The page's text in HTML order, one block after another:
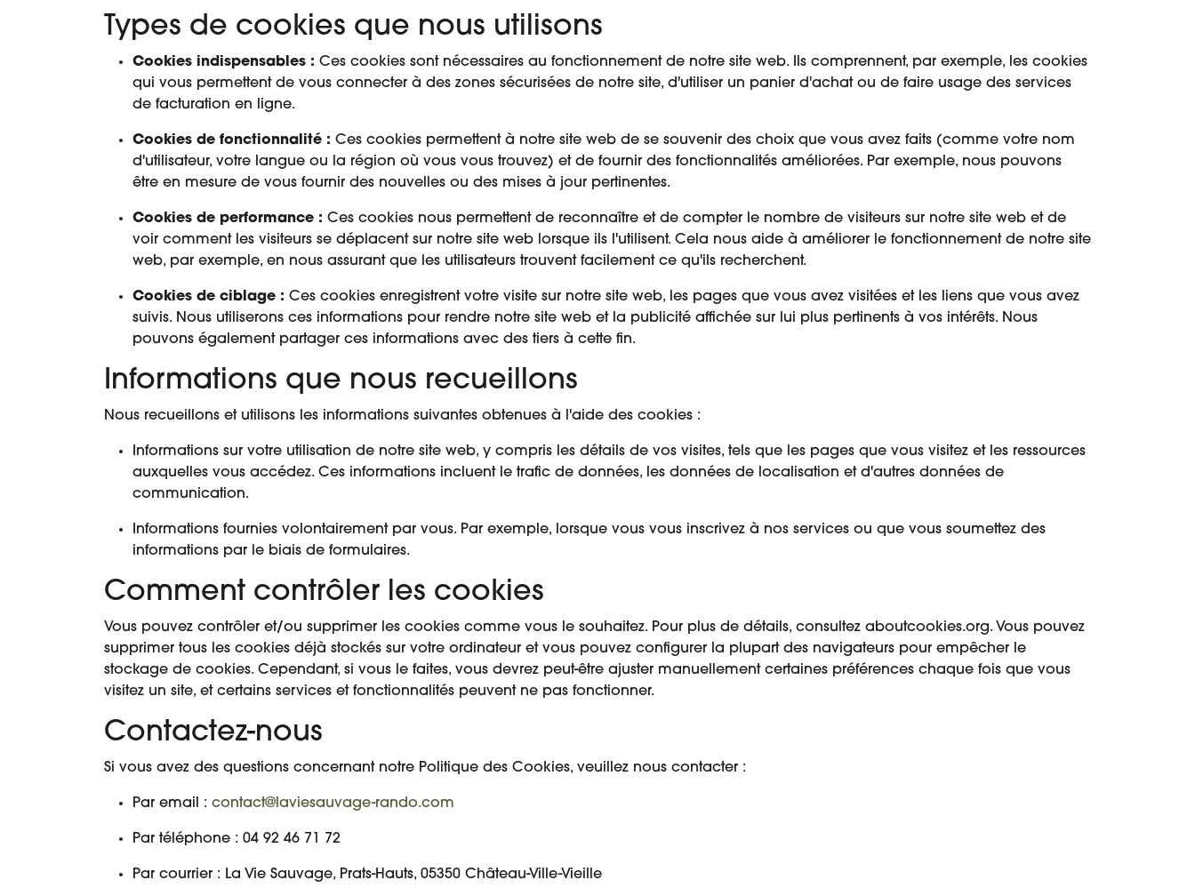
Types de cookies que nous utilisons
Cookies indispensables : Ces cookies sont nécessaires au fonctionnement de notre site web. Ils comprennent, par exemple, les cookies
qui vous permettent de vous connecter à des zones sécurisées de notre site, d'utiliser un panier d'achat ou de faire usage des services
de facturation en ligne.
Cookies de fonctionnalité : Ces cookies permettent à notre site web de se souvenir des choix que vous avez faits (comme votre nom
d'utilisateur, votre langue ou la région où vous vous trouvez) et de fournir des fonctionnalités améliorées. Par exemple, nous pouvons
être en mesure de vous fournir des nouvelles ou des mises à jour pertinentes.
Cookies de performance : Ces cookies nous permettent de reconnaître et de compter le nombre de visiteurs sur notre site web et de
voir comment les visiteurs se déplacent sur notre site web lorsque ils l'utilisent. Cela nous aide à améliorer le fonctionnement de notre site
web, par exemple, en nous assurant que les utilisateurs trouvent facilement ce qu'ils recherchent.
Cookies de ciblage : Ces cookies enregistrent votre visite sur notre site web, les pages que vous avez visitées et les liens que vous avez
suivis. Nous utiliserons ces informations pour rendre notre site web et la publicité affichée sur lui plus pertinents à vos intérêts. Nous
pouvons également partager ces informations avec des tiers à cette fin.
Informations que nous recueillons
Nous recueillons et utilisons les informations suivantes obtenues à l'aide des cookies :
Informations sur votre utilisation de notre site web, y compris les détails de vos visites, tels que les pages que vous visitez et les ressources
auxquelles vous accédez. Ces informations incluent le trafic de données, les données de localisation et d'autres données de
communication.
Informations fournies volontairement par vous. Par exemple, lorsque vous vous inscrivez à nos services ou que vous soumettez des
informations par le biais de formulaires.
Comment contrôler les cookies
Vous pouvez contrôler et/ou supprimer les cookies comme vous le souhaitez. Pour plus de détails, consultez aboutcookies.org. Vous pouvez
supprimer tous les cookies déjà stockés sur votre ordinateur et vous pouvez configurer la plupart des navigateurs pour empêcher le
stockage de cookies. Cependant, si vous le faites, vous devrez peut-être ajuster manuellement certaines préférences chaque fois que vous
visitez un site, et certains services et fonctionnalités peuvent ne pas fonctionner.
Contactez-nous
Si vous avez des questions concernant notre Politique des Cookies, veuillez nous contacter :
Par email : contact@laviesauvage-rando.com
Par téléphone : 04 92 46 71 72
Par courrier : La Vie Sauvage, Prats-Hauts, 05350 Château-Ville-Vieille